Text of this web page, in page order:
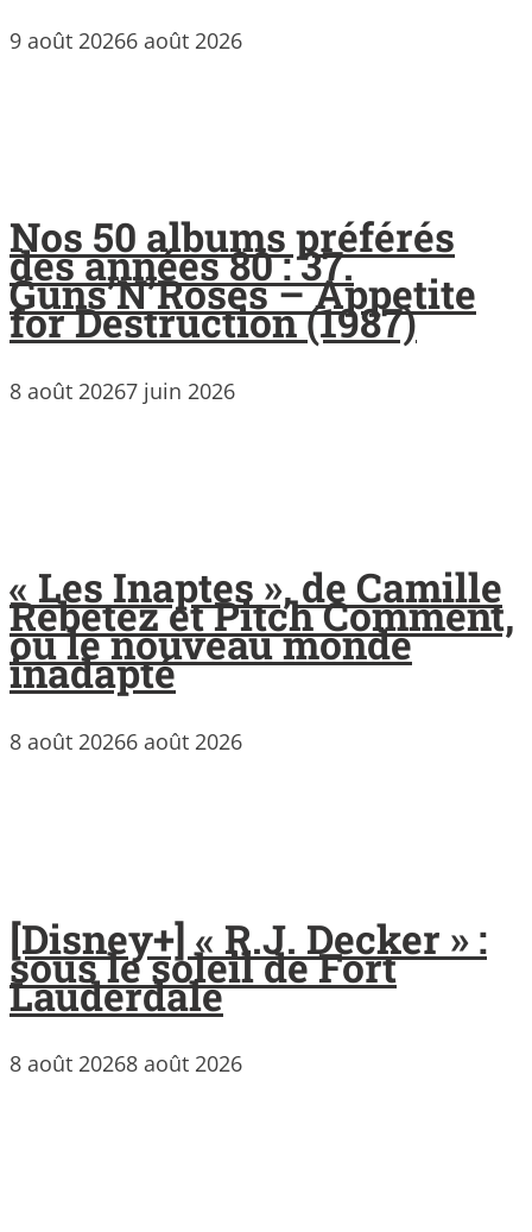
9 août 20266 août 2026
Nos 50 albums préférés
des années 80 : 37.
Guns’N’Roses – Appetite
for Destruction (1987)
8 août 20267 juin 2026
« Les Inaptes », de Camille
Rebetez et Pitch Comment,
ou le nouveau monde
inadapté
8 août 20266 août 2026
[Disney+] « R.J. Decker » :
sous le soleil de Fort
Lauderdale
8 août 20268 août 2026